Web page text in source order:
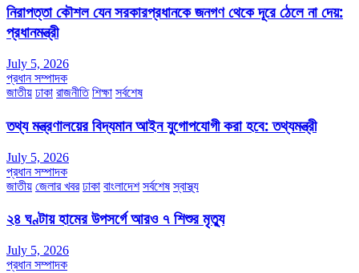
নিরাপত্তা কৌশল যেন সরকারপ্রধানকে জনগণ থেকে দূরে ঠেলে না দেয়:
প্রধানমন্ত্রী
July 5, 2026
প্রধান সম্পাদক
জাতীয় ঢাকা রাজনীতি শিক্ষা সর্বশেষ
তথ্য মন্ত্রণালয়ের বিদ্যমান আইন যুগোপযোগী করা হবে: তথ্যমন্ত্রী
July 5, 2026
প্রধান সম্পাদক
জাতীয় জেলার খবর ঢাকা বাংলাদেশ সর্বশেষ স্বাস্থ্য
২৪ ঘণ্টায় হামের উপসর্গে আরও ৭ শিশুর মৃত্যু
July 5, 2026
প্রধান সম্পাদক